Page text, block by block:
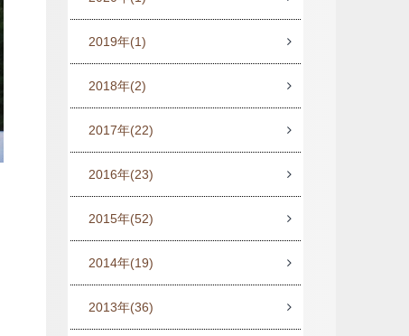
2019年(1)
2018年(2)
2017年(22)
2016年(23)
2015年(52)
2014年(19)
2013年(36)